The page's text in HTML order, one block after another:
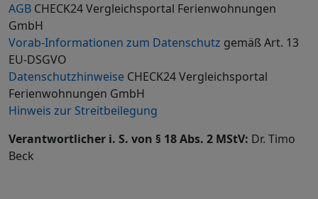
AGB CHECK24 Vergleichsportal Ferienwohnungen
GmbH
Vorab-Informationen zum Datenschutz gemäß Art. 13
EU-DSGVO
Datenschutzhinweise CHECK24 Vergleichsportal
Ferienwohnungen GmbH
Hinweis zur Streitbeilegung
Verantwortlicher i. S. von § 18 Abs. 2 MStV: Dr. Timo
Beck